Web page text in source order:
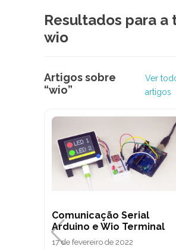
Resultados para a
wio
Artigos sobre
“wio”
Ver
artigos
Comunicação Serial
Arduino e Wio Terminal
17 de fevereiro de 2022